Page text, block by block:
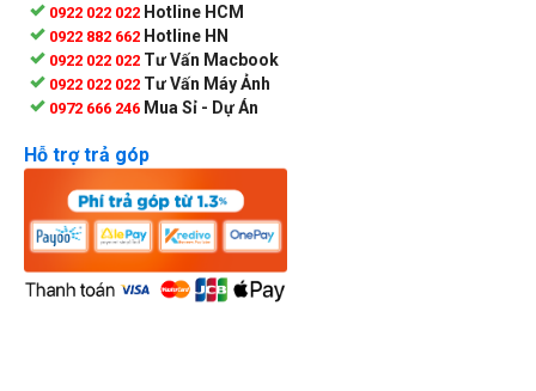
0922 022 022 Hotline HCM
0922 882 662 Hotline HN
0922 022 022 Tư Vấn Macbook
0922 022 022 Tư Vấn Máy Ảnh
0972 666 246 Mua Sỉ - Dự Án
Hỗ trợ trả góp